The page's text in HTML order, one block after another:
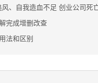
风、自我造血不足 创业公司死
完成增删改查
法和区别